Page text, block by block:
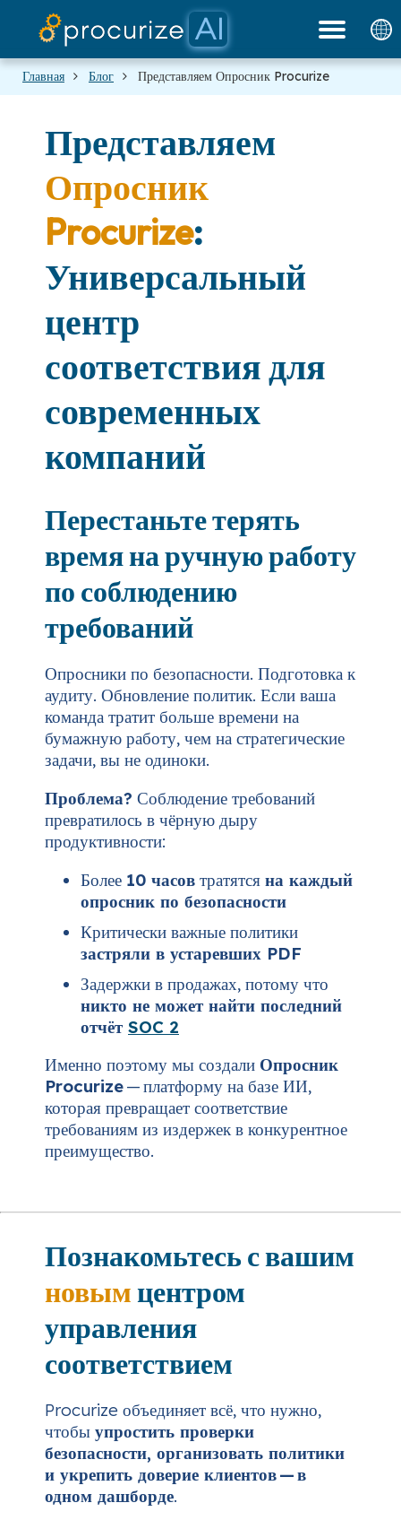
Платформа
Цены
Документация
Блог
Партнеры
Главная Блог Представляем Опросник Procurize
Представляем
Опросник
Procurize:
Универсальный
центр
соответствия для
современных
компаний
Перестаньте терять
время на ручную работу
по соблюдению
требований
Опросники по безопасности. Подготовка к
аудиту. Обновление политик. Если ваша
команда тратит больше времени на
бумажную работу, чем на стратегические
задачи, вы не одиноки.
Проблема? Соблюдение требований
превратилось в чёрную дыру
продуктивности:
Более 10 часов тратятся на каждый
опросник по безопасности
Критически важные политики
застряли в устаревших PDF
Задержки в продажах, потому что
никто не может найти последний
отчёт SOC 2
Именно поэтому мы создали Опросник
Procurize— платформу на базе ИИ,
которая превращает соответствие
требованиям из издержек в конкурентное
преимущество.
Познакомьтесь с вашим
новымцентром
управления
соответствием
Procurize объединяет всё, что нужно,
чтобы упростить проверки
безопасности, организовать политики
и укрепить доверие клиентов — в
одном дашборде.